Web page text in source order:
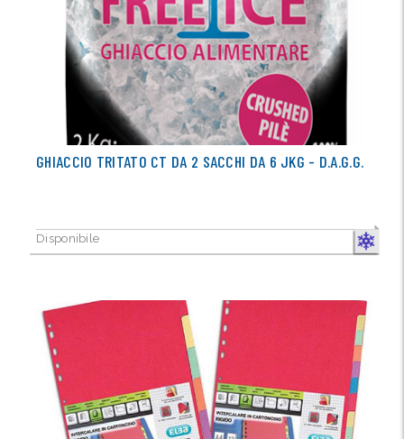
GHIACCIO TRITATO CT DA 2 SACCHI DA 6 JKG - D.A.G.G.
Disponibile